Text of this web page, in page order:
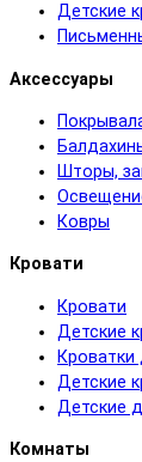
Детские
Аксессуары
Шторы,
Ковры
Кровати
Кровати
Детские
Детские
Детские
Комнаты